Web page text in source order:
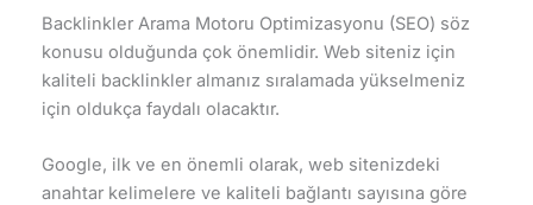
Backlinkler Arama Motoru Optimizasyonu (SEO) söz
konusu olduğunda çok önemlidir. Web siteniz için
kaliteli backlinkler almanız sıralamada yükselmeniz
için oldukça faydalı olacaktır.
Google, ilk ve en önemli olarak, web sitenizdeki
anahtar kelimelere ve kaliteli bağlantı sayısına göre